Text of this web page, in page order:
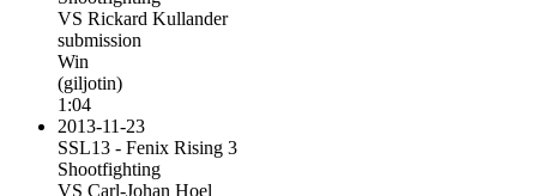
VS Rickard Kullander
submission
Win
(giljotin)
1:04
2013-11-23
SSL13 - Fenix Rising 3
Shootfighting
VS Carl-Johan Hoel